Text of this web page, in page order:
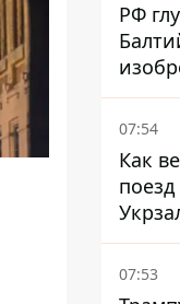
РФ
РЭБ
07:54
Как
07:53